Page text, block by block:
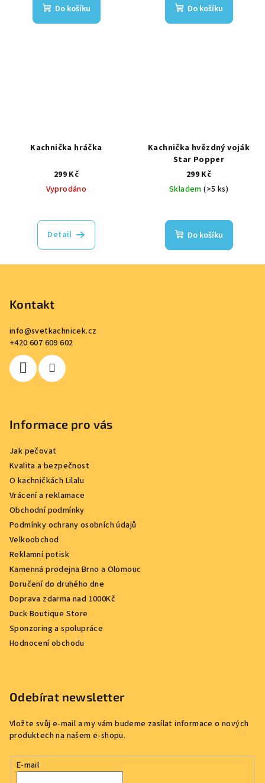
Do košíku Do košíku
Kachnička hráčka
299 Kč
Vyprodáno
Detail
Kachnička hvězdný voják
Star Popper
299 Kč
Skladem(>5 ks)
Do košíku
Kontakt
info@svetkachnicek.cz
+420 607 609 602
Informace pro vás
Jak pečovat
Kvalita a bezpečnost
O kachničkách Lilalu
Vrácení a reklamace
Obchodní podmínky
Podmínky ochrany osobních údajů
Velkoobchod
Reklamní potisk
Kamenná prodejna Brno a Olomouc
Doručení do druhého dne
Doprava zdarma nad 1000Kč
Duck Boutique Store
Sponzoring a spolupráce
Hodnocení obchodu
Odebírat newsletter
Vložte svůj e-mail a my vám budeme zasílat informace o nových
produktech na našem e-shopu.
E-mail